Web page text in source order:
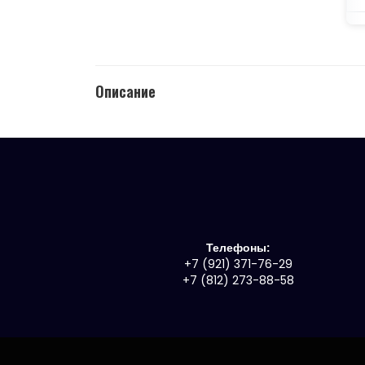
Описание
Телефоны:
+7 (921) 371-76-29
+7 (812) 273-88-58